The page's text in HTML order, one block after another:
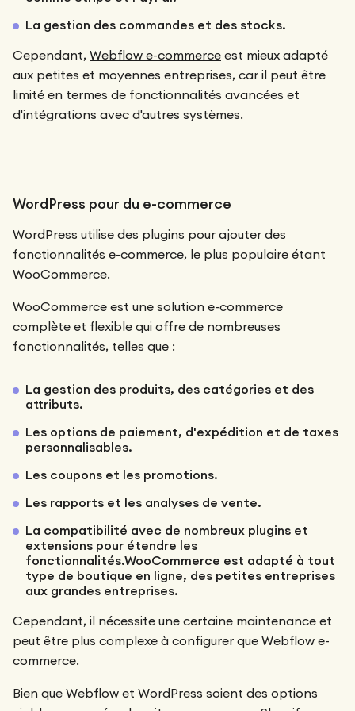
La gestion des commandes et des stocks.
Cependant, Webflow e-commerce est mieux adapté
aux petites et moyennes entreprises, car il peut être
limité en termes de fonctionnalités avancées et
d'intégrations avec d'autres systèmes.
WordPress pour du e-commerce
WordPress utilise des plugins pour ajouter des
fonctionnalités e-commerce, le plus populaire étant
WooCommerce.
WooCommerce est une solution e-commerce
complète et flexible qui offre de nombreuses
fonctionnalités, telles que :
La gestion des produits, des catégories et des
attributs.
Les options de paiement, d'expédition et de taxes
personnalisables.
Les coupons et les promotions.
Les rapports et les analyses de vente.
La compatibilité avec de nombreux plugins et
extensions pour étendre les
fonctionnalités.WooCommerce est adapté à tout
type de boutique en ligne, des petites entreprises
aux grandes entreprises.
Cependant, il nécessite une certaine maintenance et
peut être plus complexe à configurer que Webflow e-
commerce.
Bien que Webflow et WordPress soient des options